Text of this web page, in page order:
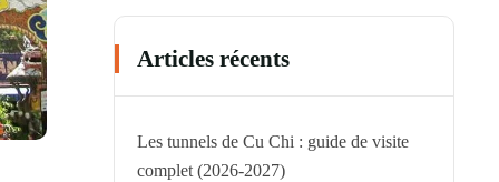
Articles récents
Les tunnels de Cu Chi : guide de visite
complet (2026-2027)